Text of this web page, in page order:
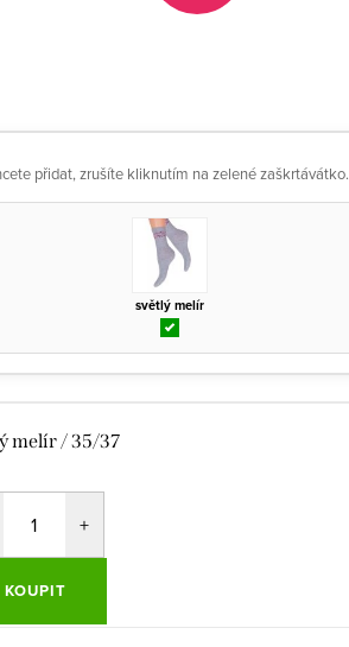
přidat, zrušíte kliknutím na zelené zaškrtávátko.
světlý melír
melír / 35/37
KOUPIT